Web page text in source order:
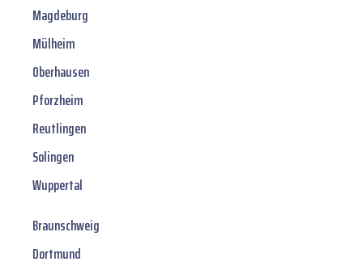
Magdeburg
Mülheim
Oberhausen
Pforzheim
Reutlingen
Solingen
Wuppertal
Braunschweig
Dortmund